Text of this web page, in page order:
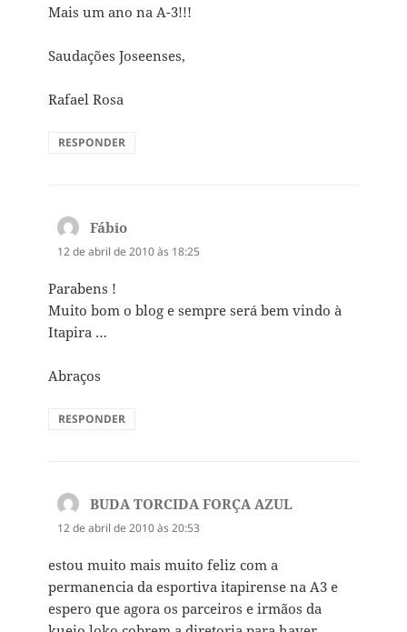
Mais um ano na A-3!!!
Saudações Joseenses,
Rafael Rosa
RESPONDER
Fábiodisse:
12 de abril de 2010 às 18:25
Parabens !
Muito bom o blog e sempre será bem vindo à
Itapira …
Abraços
RESPONDER
BUDA TORCIDA FORÇA AZULdisse:
12 de abril de 2010 às 20:53
estou muito mais muito feliz com a
permanencia da esportiva itapirense na A3 e
espero que agora os parceiros e irmãos da